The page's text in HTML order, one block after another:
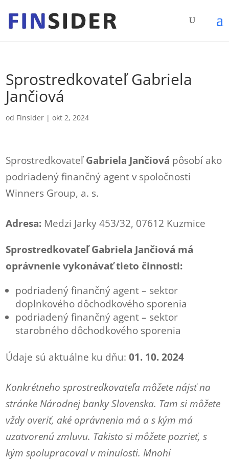
Sprostredkovateľ Gabriela
Jančiová
od Finsider |okt 2, 2024
SprostredkovateľGabriela Jančiová pôsobí ako
podriadený finančný agent v spoločnosti
Winners Group, a. s.
Adresa: Medzi Jarky 453/32, 07612 Kuzmice
Sprostredkovateľ Gabriela Jančiová má
oprávnenie vykonávať tieto činnosti:
podriadený finančný agent – sektor
doplnkového dôchodkového sporenia
podriadený finančný agent – sektor
starobného dôchodkového sporenia
Údaje sú aktuálne ku dňu:01. 10. 2024
Konkrétneho sprostredkovateľa môžete nájsť na
stránke Národnej banky Slovenska. Tam si môžete
vždy overiť, aké oprávnenia má a s kým má
uzatvorenú zmluvu. Takisto si môžete pozrieť, s
kým spolupracoval v minulosti. Mnohí